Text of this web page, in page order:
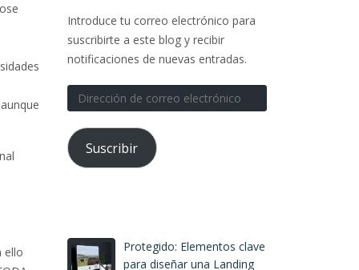
ello
Introduce tu correo electrónico para
suscribirte a este blog y recibir
notificaciones de nuevas entradas.
Dirección
de
correo
electrónico
Suscribir
¿Diferencias entre CPM, CPC,
CPL, CPV?